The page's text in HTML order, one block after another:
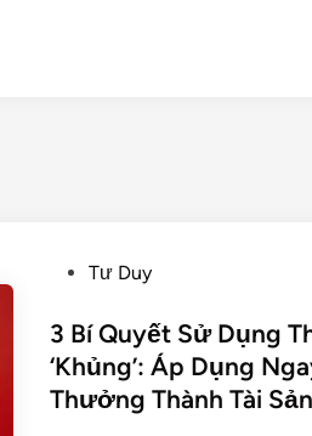
Tư Duy
3 Bí Quyết Sử Dụng
‘Khủng’: Áp Dụng
Thưởng Thành Tài